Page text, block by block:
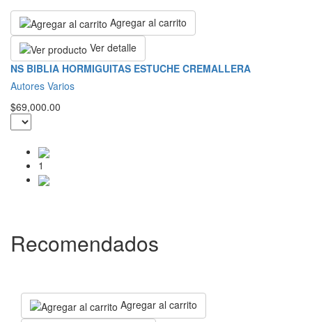
Agregar al carrito
Ver detalle
NS BIBLIA HORMIGUITAS ESTUCHE CREMALLERA
Autores Varios
$69,000.00
1
Recomendados
Agregar al carrito